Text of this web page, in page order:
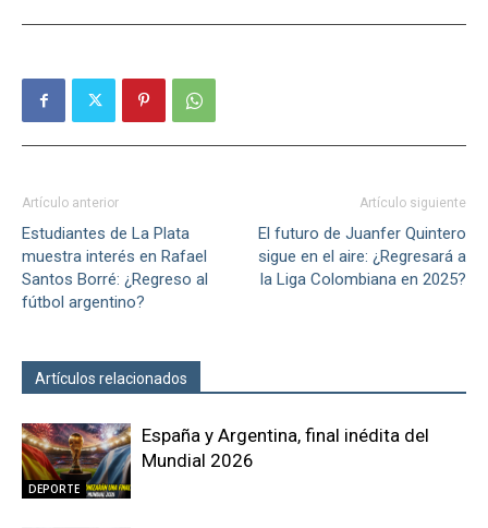
Artículo anterior
Estudiantes de La Plata
muestra interés en Rafael
Santos Borré: ¿Regreso al
fútbol argentino?
Artículo siguiente
El futuro de Juanfer Quintero
sigue en el aire: ¿Regresará a
la Liga Colombiana en 2025?
Artículos relacionados
DEPORTE
España y Argentina, final inédita del
Mundial 2026